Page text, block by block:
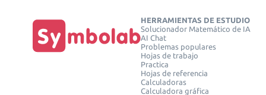
HERRAMIENTAS DE ESTUDIO
Solucionador Matemático de IA
AI Chat
Problemas populares
Hojas de trabajo
Practica
Hojas de referencia
Calculadoras
Calculadora gráfica